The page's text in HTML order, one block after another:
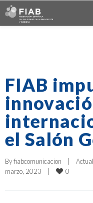
FIAB
el Salón
By fiabcomunicacion
marzo, 2023
0